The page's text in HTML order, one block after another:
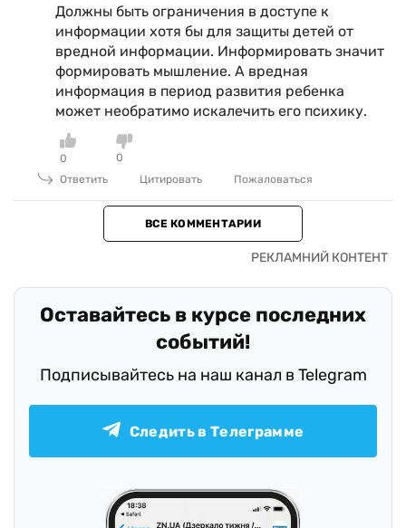
Должны быть ограничения в доступе к
информации хотя бы для защиты детей от
вредной информации. Информировать значит
формировать мышление. А вредная
информация в период развития ребенка
может необратимо искалечить его психику.
0
0
Ответить
Цитировать Пожаловаться
ВСЕ КОММЕНТАРИИ
Оставайтесь в курсе последних
событий!
Подписывайтесь на наш канал в Telegram
Следить в Телеграмме